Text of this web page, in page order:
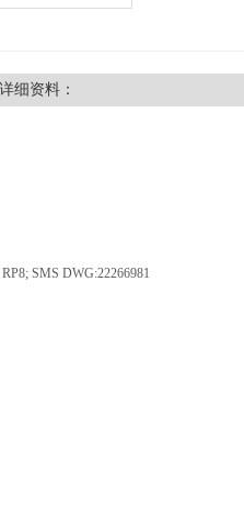
细资料：
SMS DWG:22266981